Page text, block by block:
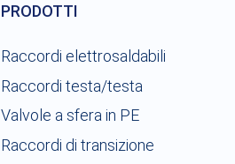
PRODOTTI
Raccordi elettrosaldabili
Raccordi testa/testa
Valvole a sfera in PE
Raccordi di transizione